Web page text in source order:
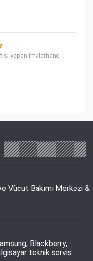
yapan imalathane
Vücut Bakımı Merkezi &
Blackberry,
teknik servis